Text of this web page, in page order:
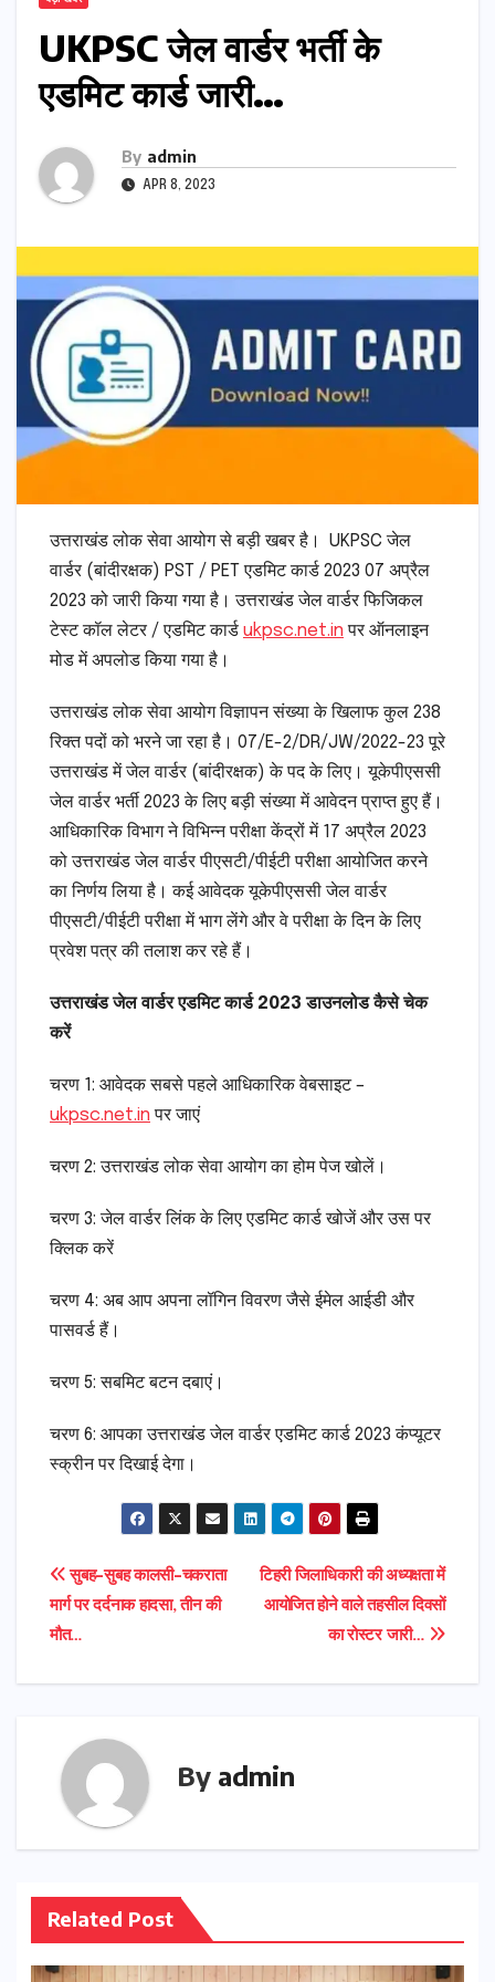
UKPSC जेल वार्डर भर्ती के
एडमिट कार्ड जारी…
By admin
APR 8, 2023
उत्तराखंड लोक सेवा आयोग से बड़ी खबर है। UKPSC जेल
वार्डर (बांदीरक्षक) PST / PET एडमिट कार्ड 2023 07 अप्रैल
2023 को जारी किया गया है। उत्तराखंड जेल वार्डर फिजिकल
टेस्ट कॉल लेटर / एडमिट कार्ड ukpsc.net.in पर ऑनलाइन
मोड में अपलोड किया गया है।
उत्तराखंड लोक सेवा आयोग विज्ञापन संख्या के खिलाफ कुल 238
रिक्त पदों को भरने जा रहा है। 07/E-2/DR/JW/2022-23 पूरे
उत्तराखंड में जेल वार्डर (बांदीरक्षक) के पद के लिए। यूकेपीएससी
जेल वार्डर भर्ती 2023 के लिए बड़ी संख्या में आवेदन प्राप्त हुए हैं।
आधिकारिक विभाग ने विभिन्न परीक्षा केंद्रों में 17 अप्रैल 2023
को उत्तराखंड जेल वार्डर पीएसटी/पीईटी परीक्षा आयोजित करने
का निर्णय लिया है। कई आवेदक यूकेपीएससी जेल वार्डर
पीएसटी/पीईटी परीक्षा में भाग लेंगे और वे परीक्षा के दिन के लिए
प्रवेश पत्र की तलाश कर रहे हैं।
उत्तराखंड जेल वार्डर एडमिट कार्ड 2023 डाउनलोड कैसे चेक
करें
चरण 1: आवेदक सबसे पहले आधिकारिक वेबसाइट –
ukpsc.net.in पर जाएं
चरण 2: उत्तराखंड लोक सेवा आयोग का होम पेज खोलें।
चरण 3: जेल वार्डर लिंक के लिए एडमिट कार्ड खोजें और उस पर
क्लिक करें
चरण 4: अब आप अपना लॉगिन विवरण जैसे ईमेल आईडी और
पासवर्ड हैं।
चरण 5: सबमिट बटन दबाएं।
चरण 6: आपका उत्तराखंड जेल वार्डर एडमिट कार्ड 2023 कंप्यूटर
स्क्रीन पर दिखाई देगा।
Post
navigation
टिहरी जिलाधिकारी की अध्यक्षता में
आयोजित होने वाले तहसील दिवसों
का रोस्टर जारी…
सुबह-सुबह कालसी-चकराता
मार्ग पर दर्दनाक हादसा, तीन की
मौत…
By admin
Related Post